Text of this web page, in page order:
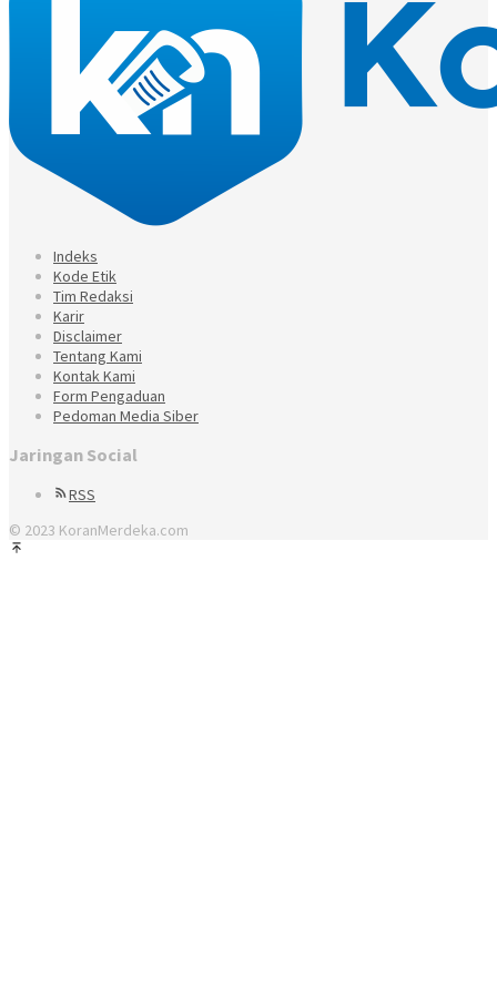
Indeks
Kode Etik
Tim Redaksi
Karir
Disclaimer
Tentang Kami
Kontak Kami
Form Pengaduan
Pedoman Media Siber
Jaringan Social
RSS
© 2023 KoranMerdeka.com